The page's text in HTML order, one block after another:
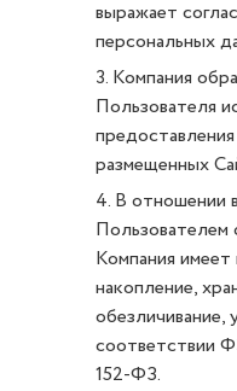
выражает
персональных
3. Компания
Пользователя
размещенных
4. В отношении
Пользователем
Компания
накопление,
обезличивание,
соответствии
152-ФЗ.